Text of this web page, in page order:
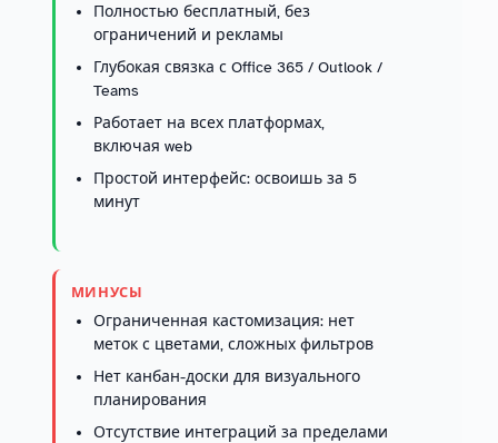
Полностью бесплатный, без
ограничений и рекламы
Глубокая связка с Office 365 / Outlook /
Teams
Работает на всех платформах,
включая web
Простой интерфейс: освоишь за 5
минут
МИНУСЫ
Ограниченная кастомизация: нет
меток с цветами, сложных фильтров
Нет канбан-доски для визуального
планирования
Отсутствие интеграций за пределами